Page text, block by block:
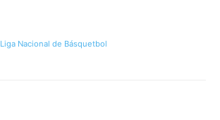
Liga Nacional de Básquetbol